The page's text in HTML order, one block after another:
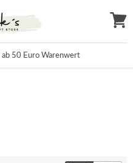
ab 50 Euro Warenwert